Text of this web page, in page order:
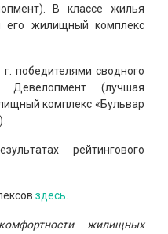
В классе жилья
его жилищный комплекс
победителями сводного
Девелопмент (лучшая
комплекс «Бульвар
рейтингового
здесь.
жилищных